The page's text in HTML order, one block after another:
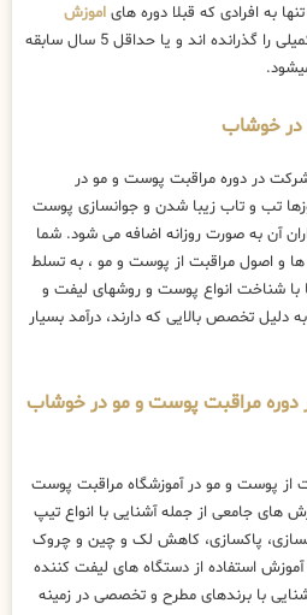
به افرادی که قبلا دوره های اموزش
تکمیلی را گذرانده اند و یا حداقل 5 سال سابقه
در خوشاب
شرکت در دوره مراقبت پوست و مو در
تب و تاب زیبا شدن و جوانسازی پوست
آن به صورت روزانه اضافه می شود. شما
ها و اصول مراقبت از پوست و مو ، به تسلط
با شناخت انواع پوست و روشهای لیفت و
دلیل تخصص بالایی که دارند، درآمد بسیار
دوره مراقبت پوست و مو در خوشاب
از پوست و مو در آموزشگاه مراقبت پوست
های جامعی از جمله آشنایی با انواع تیپ
پاکسازی، کاهش لک و چین و چروک
استفاده از دستگاه های لیفت کننده
با برندهای مطرح و تخصصی در زمینه